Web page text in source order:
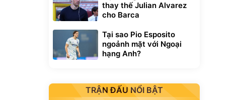
thay thế Julian Alvarez
cho Barca
Tại sao Pio Esposito
ngoảnh mặt với Ngoại
hạng Anh?
TRẬN ĐẤU NỔI BẬT